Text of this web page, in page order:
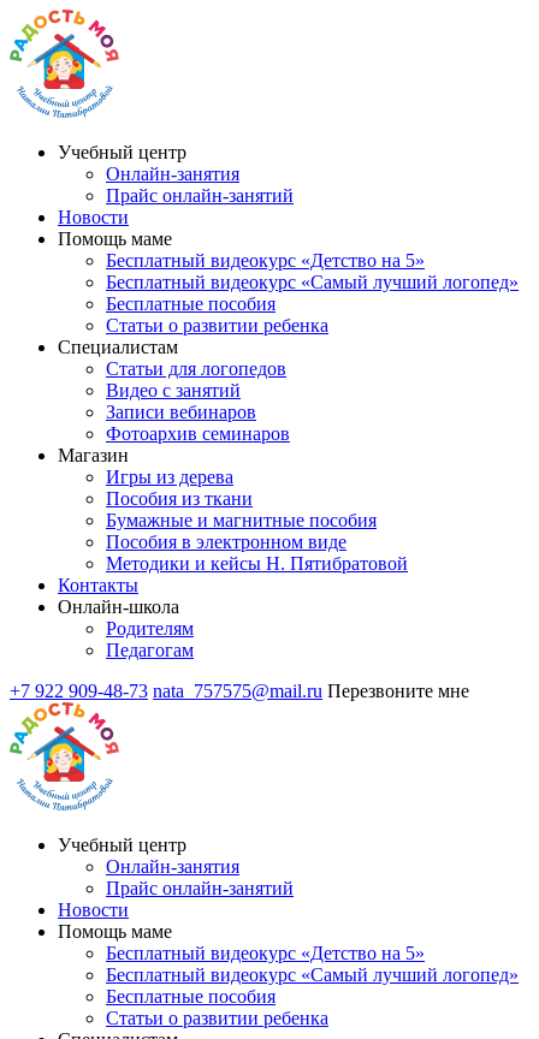
Учебный центр
Онлайн-занятия
Прайс онлайн-занятий
Новости
Помощь маме
Бесплатный видеокурс «Детство на 5»
Бесплатный видеокурс «Самый лучший логопед»
Бесплатные пособия
Статьи о развитии ребенка
Специалистам
Статьи для логопедов
Видео с занятий
Записи вебинаров
Фотоархив семинаров
Магазин
Игры из дерева
Пособия из ткани
Бумажные и магнитные пособия
Пособия в электронном виде
Методики и кейсы Н. Пятибратовой
Контакты
Онлайн-школа
Родителям
Педагогам
+7 922 909-48-73 nata_757575@mail.ru Перезвоните мне
Учебный центр
Онлайн-занятия
Прайс онлайн-занятий
Новости
Помощь маме
Бесплатный видеокурс «Детство на 5»
Бесплатный видеокурс «Самый лучший логопед»
Бесплатные пособия
Статьи о развитии ребенка